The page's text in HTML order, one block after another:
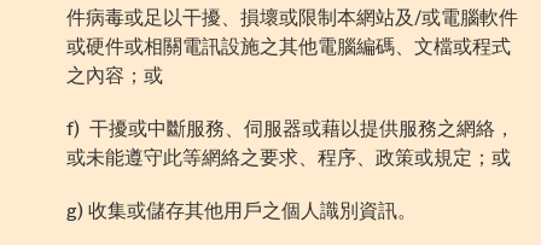
件病毒或足以干擾、損壞或限制本網站及 /或電腦軟件
或硬件或相關電訊設施之其他電腦編碼、文檔或程式
之內容；或
f) 干擾或中斷服務、伺服器或藉以提供服務之網絡，
或未能遵守此等網絡之要求、程序、政策或規定；或
g) 收集或儲存其他用戶之個人識別資訊。